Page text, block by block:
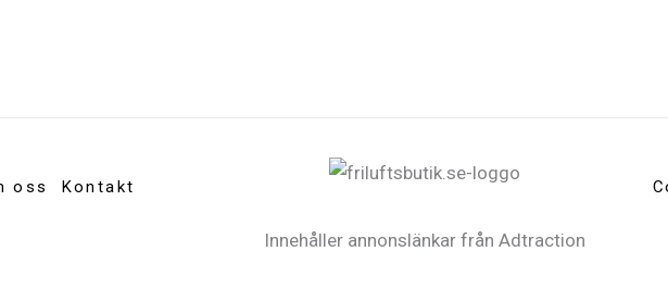
oss Kontakt
Innehåller annonslänkar från Adtraction